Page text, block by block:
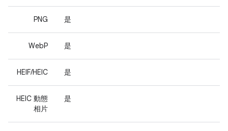
PNG 是
WebP 是
HEIF/HEIC 是
HEIC 動態
相片
是